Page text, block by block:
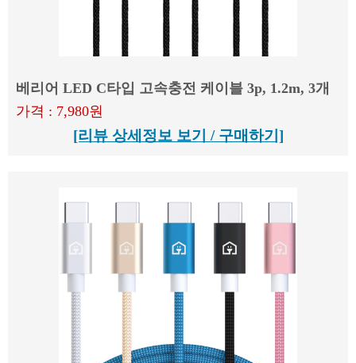
베리어 LED C타입 고속충전 케이블 3p, 1.2m, 3개
가격 : 7,980원
[리뷰 상세정보 보기 / 구매하기]